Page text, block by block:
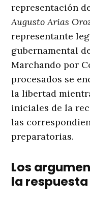
representación
Augusto Arias
representante
gubernamental
Marchando por
procesados se
la libertad
iniciales de la
las
preparatorias.
Los
la